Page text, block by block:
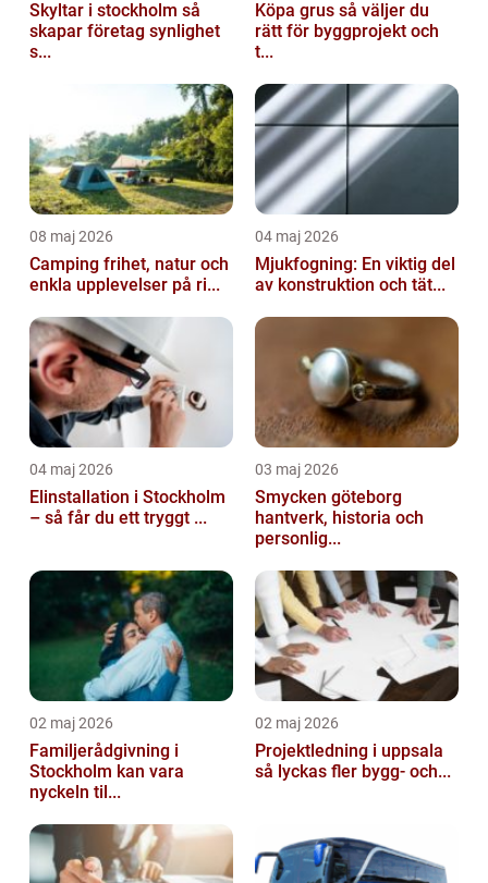
Skyltar i stockholm så
skapar företag synlighet
s...
Köpa grus så väljer du
rätt för byggprojekt och
t...
08 maj 2026
Camping frihet, natur och
enkla upplevelser på ri...
04 maj 2026
Mjukfogning: En viktig del
av konstruktion och tät...
04 maj 2026
Elinstallation i Stockholm
– så får du ett tryggt ...
03 maj 2026
Smycken göteborg
hantverk, historia och
personlig...
02 maj 2026
Familjerådgivning i
Stockholm kan vara
nyckeln til...
02 maj 2026
Projektledning i uppsala
så lyckas fler bygg- och...